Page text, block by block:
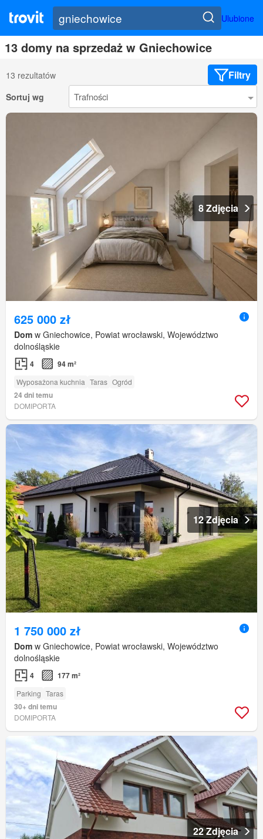
Ulubione
13 domy na sprzedaż w Gniechowice
13 rezultatów Filtry
Sortuj wg
8 Zdjęcia
625 000 zł
Dom w Gniechowice, Powiat wrocławski, Województwo
dolnośląskie
4 94 m²
Wyposażona kuchnia Taras Ogród
24 dni temu
DOMIPORTA
12 Zdjęcia
1 750 000 zł
Dom w Gniechowice, Powiat wrocławski, Województwo
dolnośląskie
4 177 m²
Parking Taras
30+ dni temu
DOMIPORTA
22 Zdjęcia